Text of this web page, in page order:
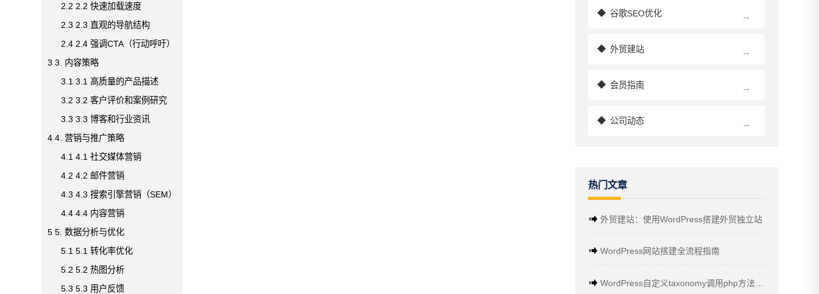
→
◆ 谷歌SEO优化
→
◆ 外贸建站
→
◆ 会员指南
→
◆ 公司动态
热门文章
外贸建站：使用WordPress搭建外贸独立站
WordPress网站搭建全流程指南
WordPress自定义taxonomy调用php方法代码收集
2.2 2.2 快速加载速度
2.3 2.3 直观的导航结构
2.42.4 强调CTA（行动呼吁）
3 3. 内容策略
3.1 3.1 高质量的产品描述
3.2 3.2 客户评价和案例研究
3.3 3.3 博客和行业资讯
4 4. 营销与推广策略
4.1 4.1 社交媒体营销
4.2 4.2 邮件营销
4.3 4.3 搜索引擎营销（SEM）
4.44.4 内容营销
5 5. 数据分析与优化
5.1 5.1 转化率优化
5.2 5.2 热图分析
5.3 5.3 用户反馈